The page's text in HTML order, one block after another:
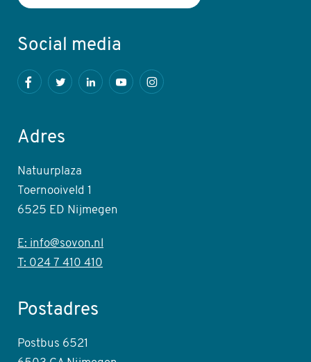
Social media
Adres
Natuurplaza
Toernooiveld 1
6525 ED Nijmegen
E: info@sovon.nl
T: 024 7 410 410
Postadres
Postbus 6521